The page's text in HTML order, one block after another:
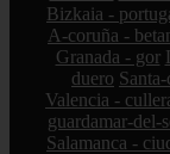
Bizkaia -
A-coruña -
Granada - gor
duero
Valencia -
guardamar-del-
Salamanca -